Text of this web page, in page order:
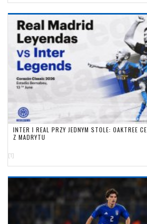
INTER I REAL PRZY JEDNYM STOLE: OAKTREE
Z MADRYTU
[1]